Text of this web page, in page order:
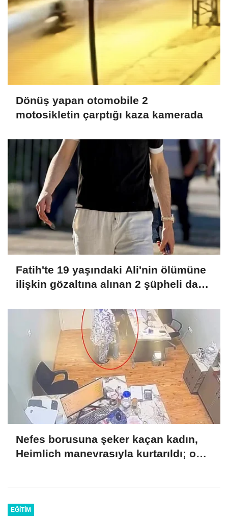
Dönüş yapan otomobile 2
motosikletin çarptığı kaza kamerada
Fatih'te 19 yaşındaki Ali'nin ölümüne
ilişkin gözaltına alınan 2 şüpheli daha
Nefes borusuna şeker kaçan kadın,
Heimlich manevrasıyla kurtarıldı; o
EĞITIM